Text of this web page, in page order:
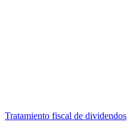
Tratamiento fiscal de dividendos